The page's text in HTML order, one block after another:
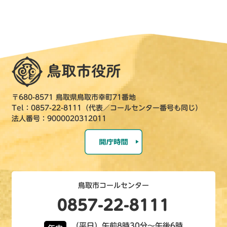
〒680-8571 鳥取県鳥取市幸町71番地
Tel：0857-22-8111（代表／コールセンター番号も同じ）
法人番号：9000020312011
鳥取市コールセンター
0857-22-8111